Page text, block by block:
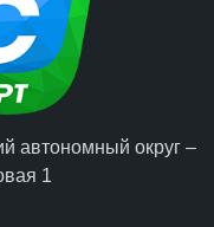
автономный округ –
1